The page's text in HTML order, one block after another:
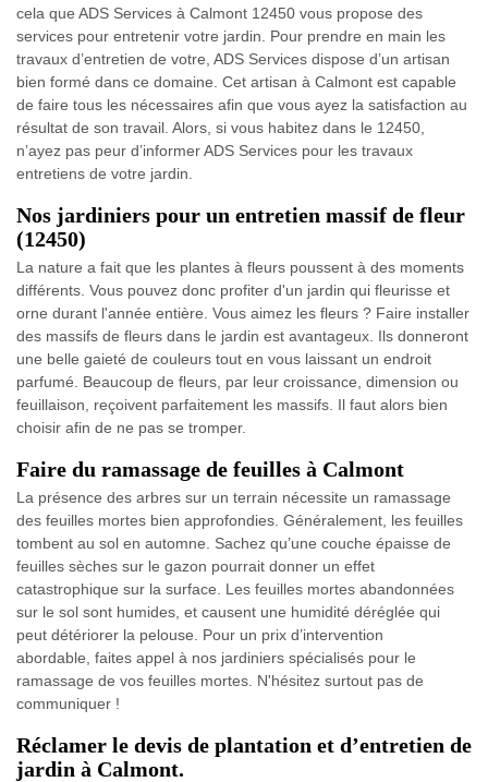
cela que ADS Services à Calmont 12450 vous propose des
services pour entretenir votre jardin. Pour prendre en main les
travaux d’entretien de votre, ADS Services dispose d’un artisan
bien formé dans ce domaine. Cet artisan à Calmont est capable
de faire tous les nécessaires afin que vous ayez la satisfaction au
résultat de son travail. Alors, si vous habitez dans le 12450,
n’ayez pas peur d’informer ADS Services pour les travaux
entretiens de votre jardin.
Nos jardiniers pour un entretien massif de fleur
(12450)
La nature a fait que les plantes à fleurs poussent à des moments
différents. Vous pouvez donc profiter d'un jardin qui fleurisse et
orne durant l'année entière. Vous aimez les fleurs ? Faire installer
des massifs de fleurs dans le jardin est avantageux. Ils donneront
une belle gaieté de couleurs tout en vous laissant un endroit
parfumé. Beaucoup de fleurs, par leur croissance, dimension ou
feuillaison, reçoivent parfaitement les massifs. Il faut alors bien
choisir afin de ne pas se tromper.
Faire du ramassage de feuilles à Calmont
La présence des arbres sur un terrain nécessite un ramassage
des feuilles mortes bien approfondies. Généralement, les feuilles
tombent au sol en automne. Sachez qu’une couche épaisse de
feuilles sèches sur le gazon pourrait donner un effet
catastrophique sur la surface. Les feuilles mortes abandonnées
sur le sol sont humides, et causent une humidité déréglée qui
peut détériorer la pelouse. Pour un prix d’intervention
abordable, faites appel à nos jardiniers spécialisés pour le
ramassage de vos feuilles mortes. N'hésitez surtout pas de
communiquer !
Réclamer le devis de plantation et d’entretien de
jardin à Calmont.